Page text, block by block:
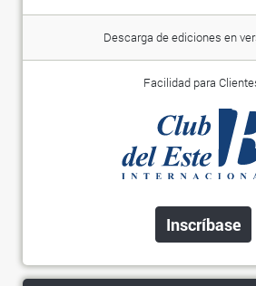
Descarga de ediciones en
Facilidad para
Inscríbase